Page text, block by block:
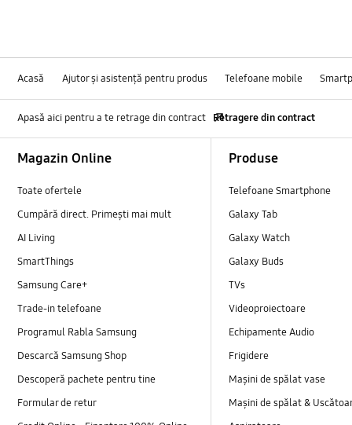
Acasă Ajutor și asistență pentru produs Telefoane mobile
Apasă aici pentru a te retrage din contract Retragere din contract
Magazin Online
Toate ofertele
Cumpără direct. Primești mai mult
AI Living
SmartThings
Samsung Care+
Trade-in telefoane
Programul Rabla Samsung
Descarcă Samsung Shop
Descoperă pachete pentru tine
Formular de retur
Produse
Telefoane Smartphone
Galaxy Tab
Galaxy Watch
Galaxy Buds
TVs
Videoproiectoare
Echipamente Audio
Frigidere
Mașini de spălat vase
Mașini de spălat &